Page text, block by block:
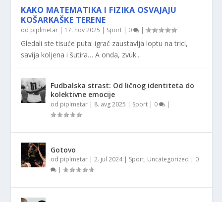
KAKO MATEMATIKA I FIZIKA OSVAJAJU
KOŠARKAŠKE TERENE
od piplmetar | 17. nov 2025 | Sport | 0 |
Gledali ste tisuće puta: igrač zaustavlja loptu na trici,
savija koljena i šutira… A onda, zvuk...
Fudbalska strast: Od ličnog identiteta do
kolektivne emocije
od piplmetar | 8. avg 2025 | Sport | 0 |
Gotovo
od piplmetar |2. jul 2024| Sport, Uncategorized | 0
|